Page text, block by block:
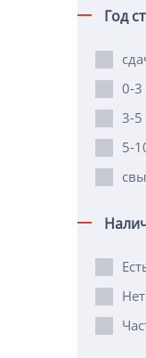
Год
0-3
3-5
5-
Нет